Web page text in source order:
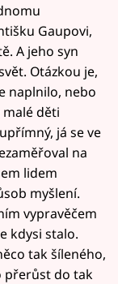
Gaupovi,
A jeho syn
Otázkou je,
naplnilo, nebo
děti
já se ve
na
lidem
myšlení.
vypravěčem
kdysi stalo.
tak šíleného,
přerůst do tak